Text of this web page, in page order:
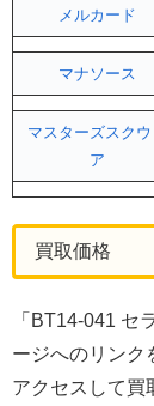
メルカード
マナソース
マスターズスクウ
ア
買取価格
「BT14-041 セ
ージへのリンク
アクセスして買